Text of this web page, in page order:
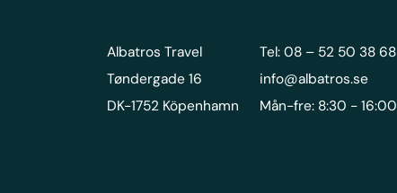
Albatros Travel
Tøndergade 16
DK-1752 Köpenhamn
Tel: 08 – 52 50 38 68
info@albatros.se
Mån-fre: 8:30 - 16:00